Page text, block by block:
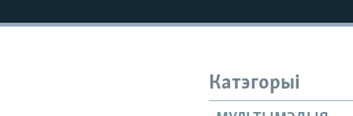
КАЛЯНДАР
НА ХВАЛЯХ СВАБОДЫ
Катэгорыі